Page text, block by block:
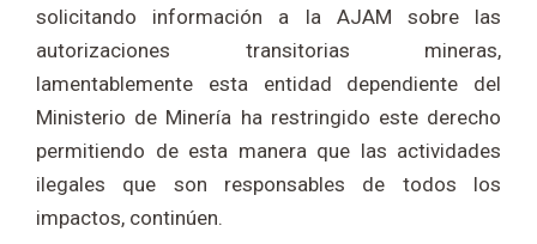
solicitando información a la AJAM sobre las
autorizaciones transitorias mineras,
lamentablemente esta entidad dependiente del
Ministerio de Minería ha restringido este derecho
permitiendo de esta manera que las actividades
ilegales que son responsables de todos los
impactos, continúen.